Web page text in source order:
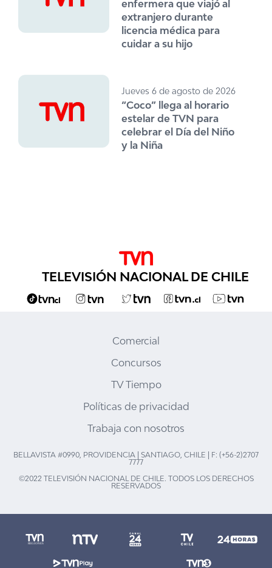
enfermera que viajó al
extranjero durante
licencia médica para
cuidar a su hijo
Jueves 6 de agosto de 2026
“Coco” llega al horario
estelar de TVN para
celebrar el Día del Niño
y la Niña
TELEVISIÓN NACIONAL DE CHILE
Comercial
Concursos
TV Tiempo
Políticas de privacidad
Trabaja con nosotros
BELLAVISTA #0990, PROVIDENCIA | SANTIAGO, CHILE | F: (+56-2)2707
7777
©2022 TELEVISIÓN NACIONAL DE CHILE. TODOS LOS DERECHOS
RESERVADOS